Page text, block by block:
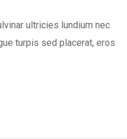
ultricies lundium nec
turpis sed placerat, eros